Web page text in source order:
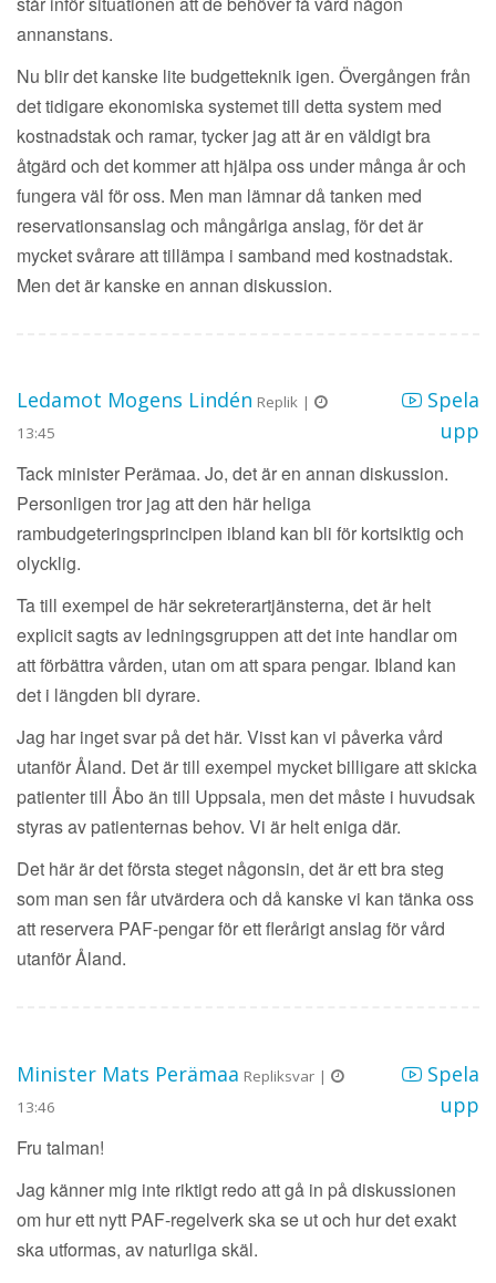
annanstans.
Nu blir det kanske lite budgetteknik igen. Övergången från
det tidigare ekonomiska systemet till detta system med
kostnadstak och ramar, tycker jag att är en väldigt bra
åtgärd och det kommer att hjälpa oss under många år och
fungera väl för oss. Men man lämnar då tanken med
reservationsanslag och mångåriga anslag, för det är
mycket svårare att tillämpa i samband med kostnadstak.
Men det är kanske en annan diskussion.
Ledamot Mogens Lindén Replik |
13:45
Spela
upp
Tack minister Perämaa. Jo, det är en annan diskussion.
Personligen tror jag att den här heliga
rambudgeteringsprincipen ibland kan bli för kortsiktig och
olycklig.
Ta till exempel de här sekreterartjänsterna, det är helt
explicit sagts av ledningsgruppen att det inte handlar om
att förbättra vården, utan om att spara pengar. Ibland kan
det i längden bli dyrare.
Jag har inget svar på det här. Visst kan vi påverka vård
utanför Åland. Det är till exempel mycket billigare att skicka
patienter till Åbo än till Uppsala, men det måste i huvudsak
styras av patienternas behov. Vi är helt eniga där.
Det här är det första steget någonsin, det är ett bra steg
som man sen får utvärdera och då kanske vi kan tänka oss
att reservera PAF-pengar för ett flerårigt anslag för vård
utanför Åland.
Minister Mats Perämaa Repliksvar |
13:46
Spela
upp
Fru talman!
Jag känner mig inte riktigt redo att gå in på diskussionen
om hur ett nytt PAF-regelverk ska se ut och hur det exakt
ska utformas, av naturliga skäl.